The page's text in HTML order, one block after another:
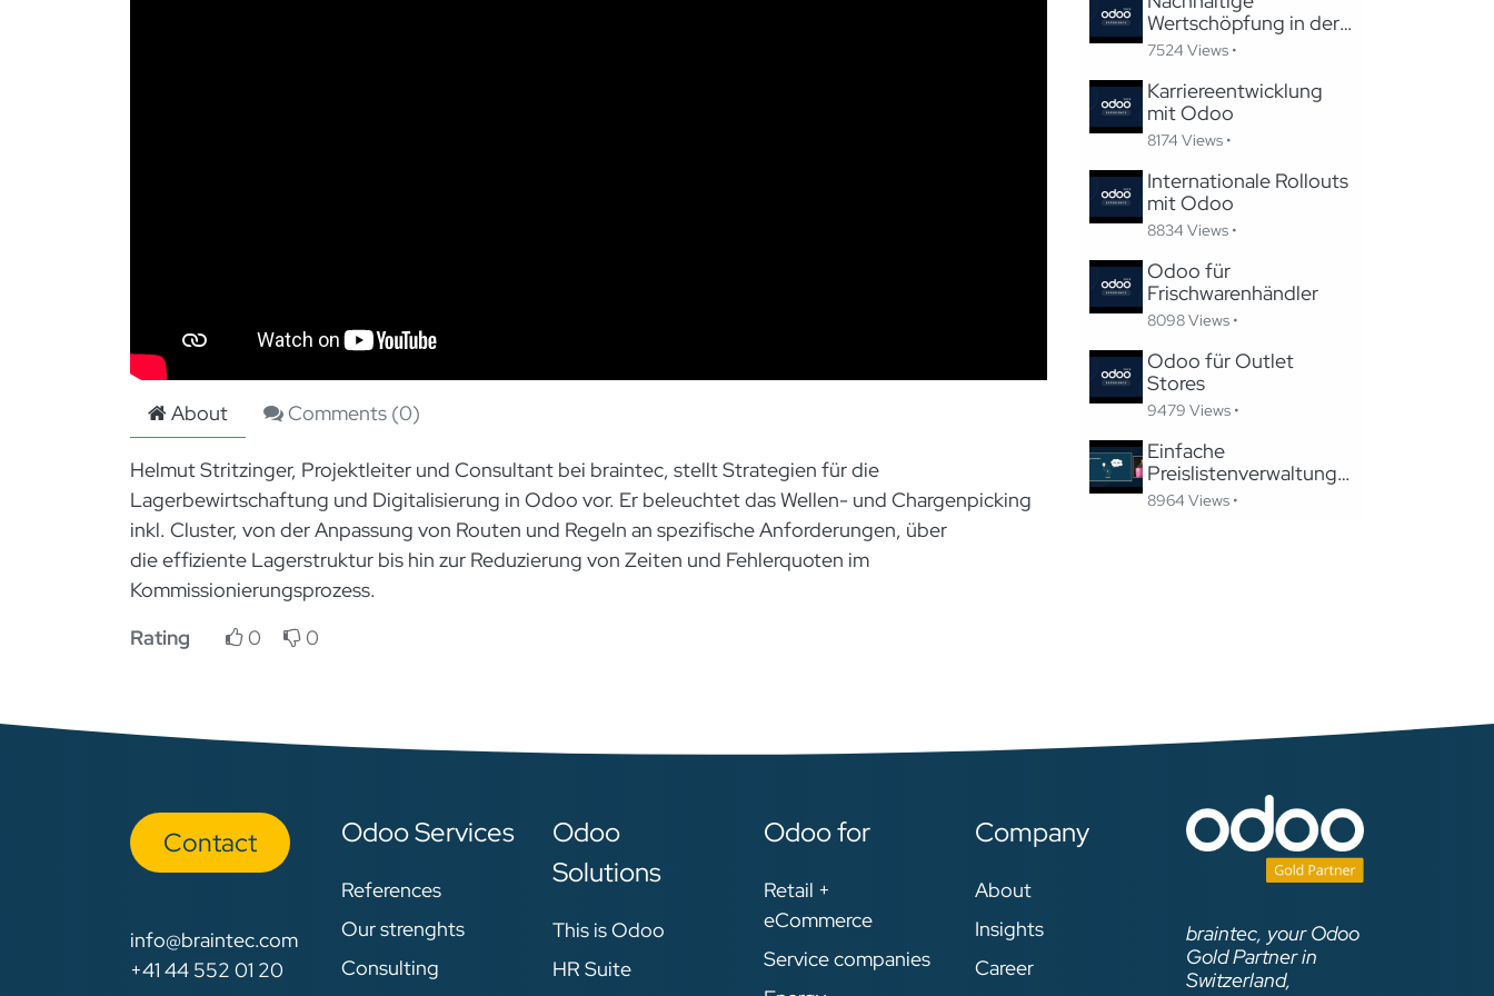
Wertschöpfung in der
Gastronomie mit Odoo
7524 Views •
Karriereentwicklung
mit Odoo
8174 Views •
Internationale Rollouts
mit Odoo
8834 Views •
Odoo für
Frischwarenhändler
8098 Views •
Odoo für Outlet
Stores
9479 Views •
Einfache
Preislistenverwaltung
in Odoo
8964 Views •
About Comments (0)
Helmut Stritzinger, Projektleiter und Consultant bei braintec, stellt Strategien für die
Lagerbewirtschaftung und Digitalisierung in Odoo vor. Er beleuchtet das Wellen- und Chargenpicking
inkl. Cluster, von der Anpassung von Routen und Regeln an spezifische Anforderungen, über
die effiziente Lagerstruktur bis hin zur Reduzierung von Zeiten und Fehlerquoten im
Kommissionierungsprozess.
Rating
0 0
Con​​​​tact
info@braintec.com
+41 44 552 01 20
Odoo Services
References
Our strenghts
Consulting
Odoo
Solutions
This is Odoo
HR Suite
Odoo for
Retail +
eCommerce
Service companies
Company
About
Insights
Career
braintec, your Odoo
Gold Partner in
Switzerland,